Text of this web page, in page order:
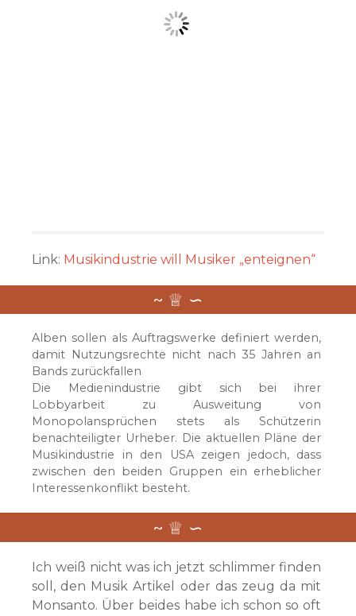
Link: Musikindustrie will Musiker „enteignen“
Alben sollen als Auftragswerke definiert werden,
damit Nutzungsrechte nicht nach 35 Jahren an
Bands zurückfallen
Die Medienindustrie gibt sich bei ihrer
Lobbyarbeit zu Ausweitung von
Monopolansprüchen stets als Schützerin
benachteiligter Urheber. Die aktuellen Pläne der
Musikindustrie in den USA zeigen jedoch, dass
zwischen den beiden Gruppen ein erheblicher
Interessenkonflikt besteht.
Ich weiß nicht was ich jetzt schlimmer finden
soll, den Musik Artikel oder das zeug da mit
Monsanto. Über beides habe ich schon so oft